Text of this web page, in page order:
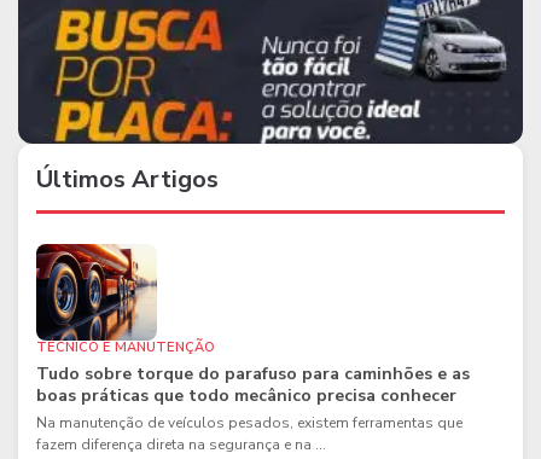
Últimos Artigos
TÉCNICO E MANUTENÇÃO
Tudo sobre torque do parafuso para caminhões e as
boas práticas que todo mecânico precisa conhecer
Na manutenção de veículos pesados, existem ferramentas que
fazem diferença direta na segurança e na ...